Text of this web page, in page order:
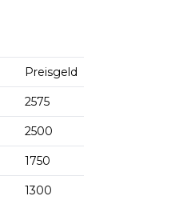
Preisgeld
2575
2500
1750
1300